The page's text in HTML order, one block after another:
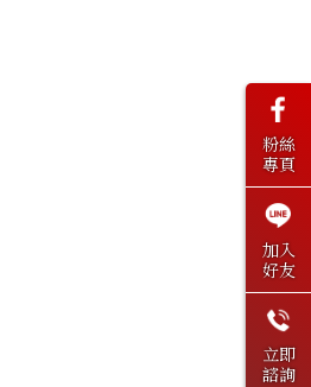
粉絲
專頁
加入
好友
立即
諮詢